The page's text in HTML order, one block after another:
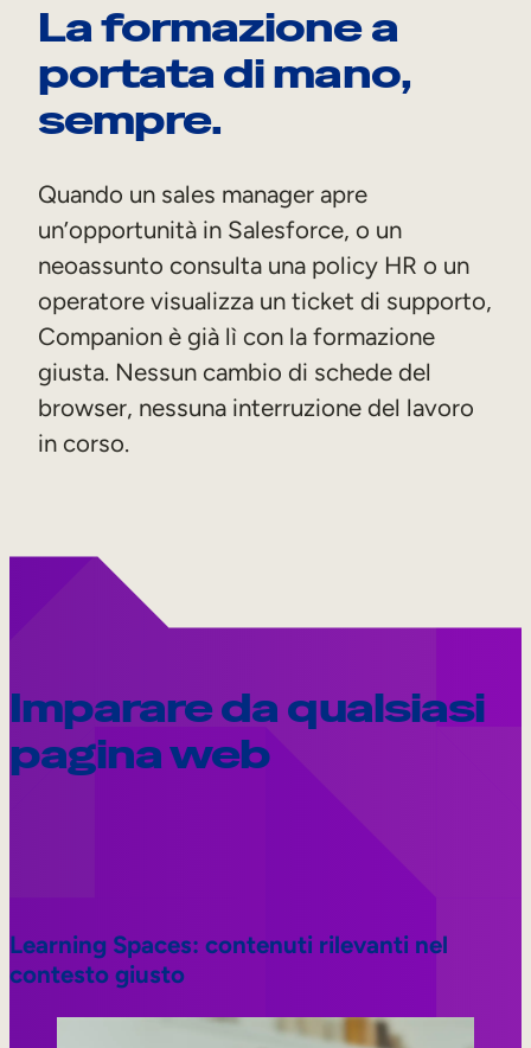
La formazione a
portata di mano,
sempre.
Quando un sales manager apre
un’opportunità in Salesforce, o un
neoassunto consulta una policy HR o un
operatore visualizza un ticket di supporto,
Companion è già lì con la formazione
giusta. Nessun cambio di schede del
browser, nessuna interruzione del lavoro
in corso.
Imparare da qualsiasi
pagina web
Learning Spaces: contenuti rilevanti nel
contesto giusto